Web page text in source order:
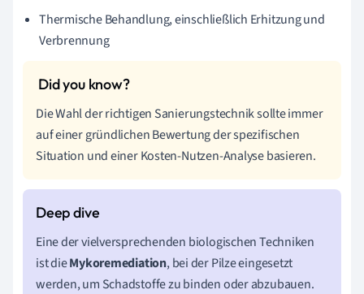
Thermische Behandlung, einschließlich Erhitzung und
Verbrennung
Die Wahl der richtigen Sanierungstechnik sollte immer
auf einer gründlichen Bewertung der spezifischen
Situation und einer Kosten-Nutzen-Analyse basieren.
Eine der vielversprechenden biologischen Techniken
ist dieMykoremediation, bei der Pilze eingesetzt
werden, um Schadstoffe zu binden oder abzubauen.